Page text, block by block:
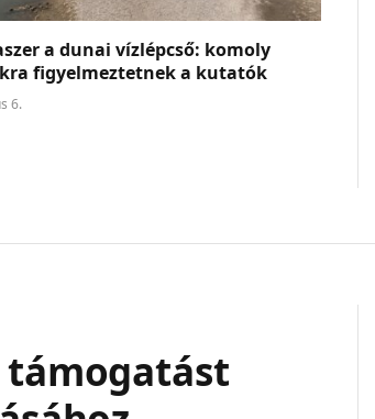
a dunai vízlépcső: komoly
figyelmeztetnek a kutatók
6.